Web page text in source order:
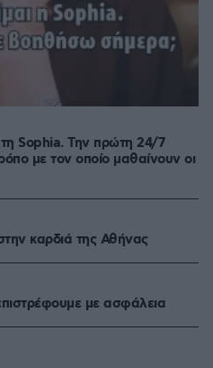
Sophia. Την πρώτη 24/7
με τον οποίο μαθαίνουν οι
καρδιά της Αθήνας
με ασφάλεια